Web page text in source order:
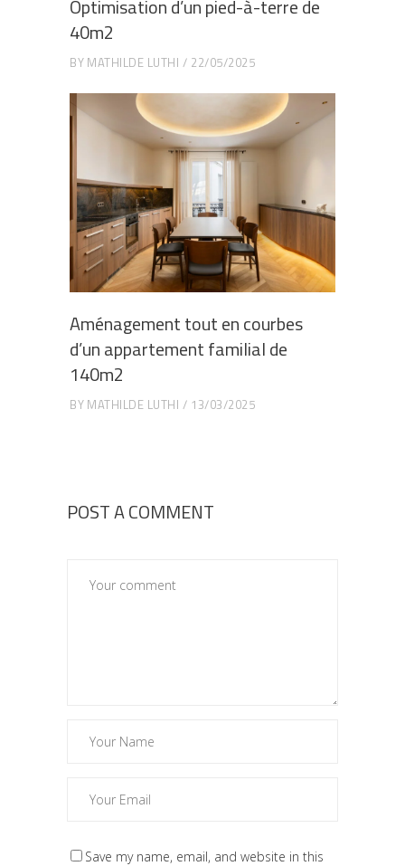
Optimisation d’un pied-à-terre de
40m2
BY MATHILDE LUTHI 22/05/2025
Aménagement tout en courbes
d’un appartement familial de
140m2
BY MATHILDE LUTHI 13/03/2025
POST A COMMENT
Save my name, email, and website in this